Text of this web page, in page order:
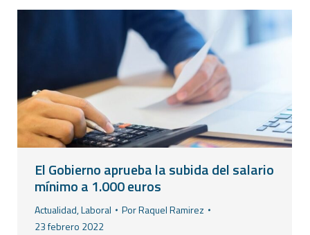
El Gobierno aprueba la subida del salario
mínimo a 1.000 euros
Actualidad,Laboral PorRaquel Ramirez
23 febrero 2022